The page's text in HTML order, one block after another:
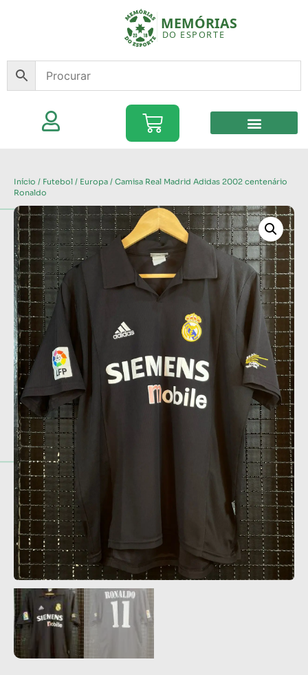
Início / Futebol / Europa / Camisa Real Madrid Adidas 2002 centenário
Ronaldo